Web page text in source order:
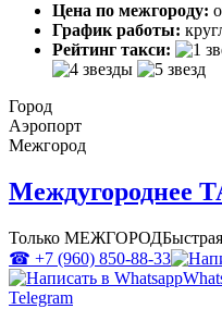
Цена по межгороду:
График работы:
Рейтинг такси:
Город
Аэропорт
Межгород
Только МЕЖГОРОД
☎ +7 (960) 850-88-33
Telegram